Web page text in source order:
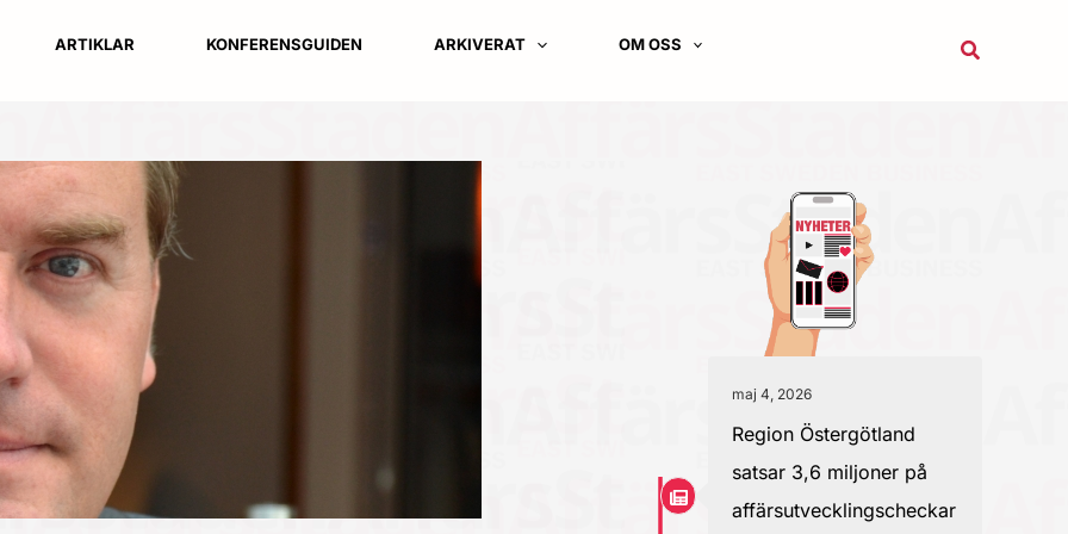
ARTIKLAR KONFERENSGUIDEN ARKIVERAT OM OSS Sök
maj 4, 2026
Region Östergötland
satsar 3,6 miljoner på
affärsutvecklingscheckar